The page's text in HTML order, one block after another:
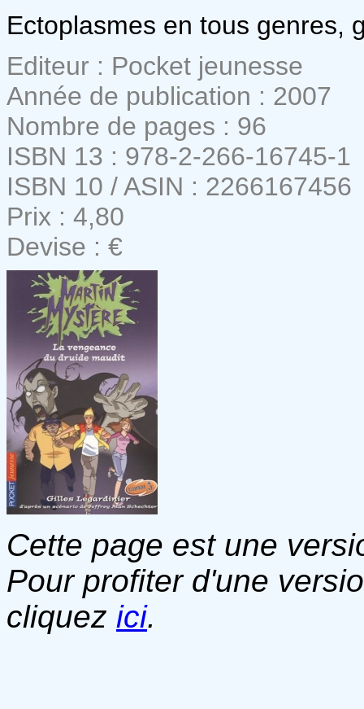
Ectoplasmes en tous genres,
Editeur : Pocket jeunesse
Année de publication : 2007
Nombre de pages : 96
ISBN 13 : 978-2-266-16745-1
ISBN 10 / ASIN : 2266167456
Prix : 4,80
Devise : €
Cette page est une
Pour profiter d'une
cliquez ici.